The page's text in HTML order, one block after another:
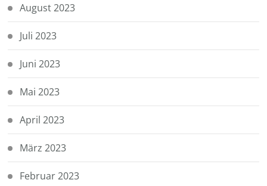
August 2023
Juli 2023
Juni 2023
Mai 2023
April 2023
März 2023
Februar 2023